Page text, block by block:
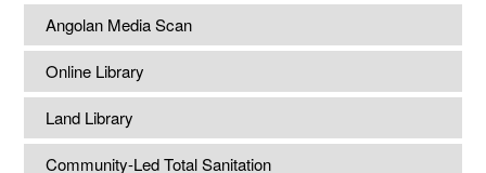
Angolan Media Scan
Online Library
Land Library
Community-Led Total Sanitation